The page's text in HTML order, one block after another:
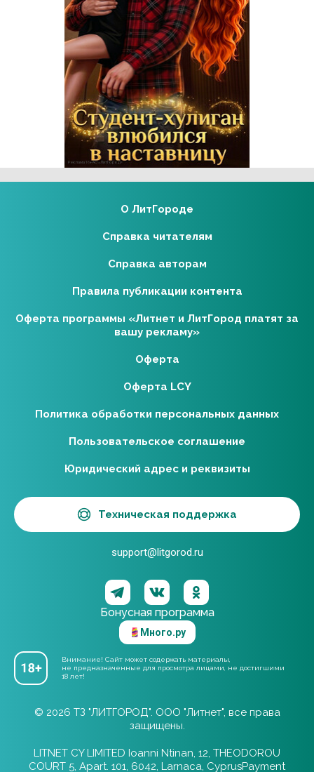
Реклама 16+ АО «ЛитГород»
Бонусная программа
Много.ру
Внимание! Сайт может содержать материалы,
не предназначенные для просмотра лицами, не достигшими
18 лет!
О ЛитГороде
Справка читателям
Справка авторам
Правила публикации контента
Оферта программы «Литнет и ЛитГород платят за
вашу рекламу»
Оферта
Оферта LCY
Политика обработки персональных данных
Пользовательское соглашение
Юридический адрес и реквизиты
Техническая поддержка
support@litgorod.ru
© 2026 ТЗ "ЛИТГОРОД". ООО "Литнет", все права
защищены.
LITNET CY LIMITED Ioanni Ntinan, 12, THEODOROU
COURT 5, Apart. 101, 6042, Larnaca, CyprusPayment